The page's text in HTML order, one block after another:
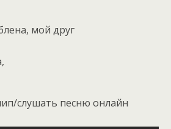
мой друг
слушать песню онлайн